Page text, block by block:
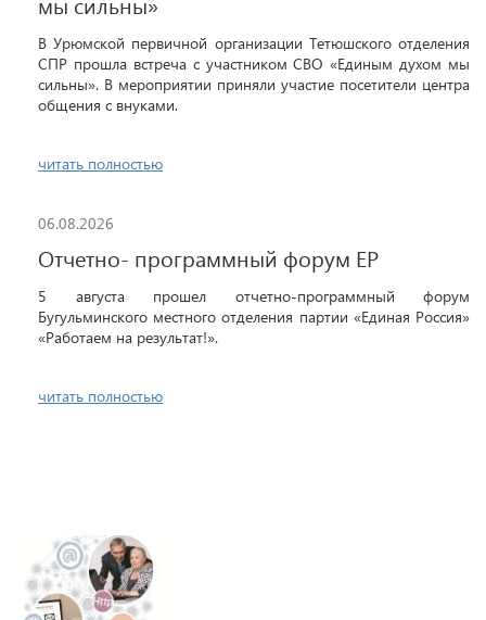
В Урюмской первичной организации Тетюшского отделения
СПР прошла встреча с участником СВО «Единым духом мы
сильны». В мероприятии приняли участие посетители центра
общения с внуками.
читать полностью
06.08.2026
Отчетно- программный форум ЕР
5 августа прошел отчетно-программный форум
Бугульминского местного отделения партии «Единая Россия»
«Работаем на результат!».
читать полностью